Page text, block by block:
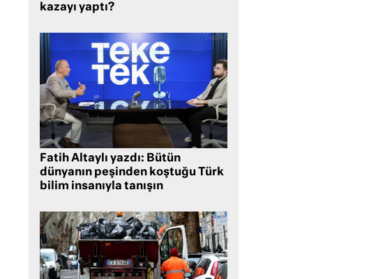
kazayı yaptı?
Fatih Altaylı yazdı: Bütün
dünyanın peşinden koştuğu Türk
bilim insanıyla tanışın